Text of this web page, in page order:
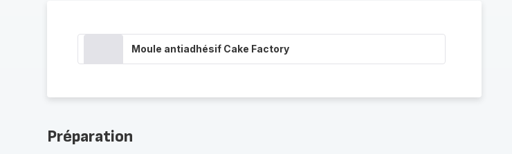
Moule antiadhésif Cake Factory
Préparation